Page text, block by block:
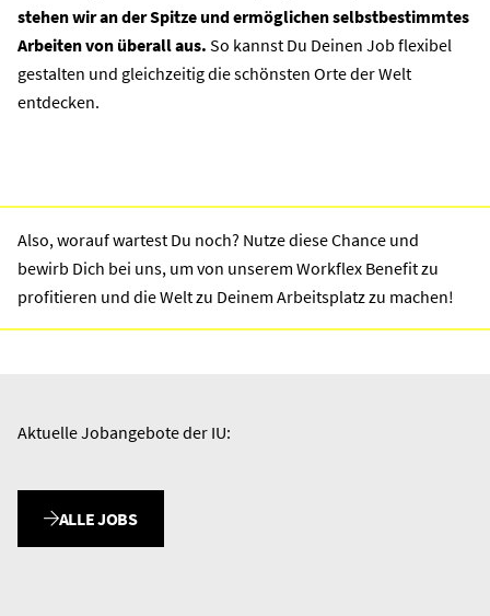
stehen wir an der Spitze und ermöglichen selbstbestimmtes
Arbeiten von überall aus. So kannst Du Deinen Job flexibel
gestalten und gleichzeitig die schönsten Orte der Welt
entdecken.
Also, worauf wartest Du noch? Nutze diese Chance und
bewirb Dich bei uns, um von unserem Workflex Benefit zu
profitieren und die Welt zu Deinem Arbeitsplatz zu machen!
Aktuelle Jobangebote der IU:
ALLE JOBS